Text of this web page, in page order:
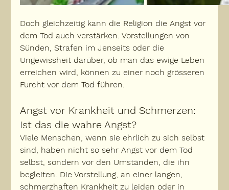
Doch gleichzeitig kann die Religion die Angst vor
dem Tod auch verstärken. Vorstellungen von
Sünden, Strafen im Jenseits oder die
Ungewissheit darüber, ob man das ewige Leben
erreichen wird, können zu einer noch grösseren
Furcht vor dem Tod führen.
Angst vor Krankheit und Schmerzen:
Ist das die wahre Angst?
Viele Menschen, wenn sie ehrlich zu sich selbst
sind, haben nicht so sehr Angst vor dem Tod
selbst, sondern vor den Umständen, die ihn
begleiten. Die Vorstellung, an einer langen,
schmerzhaften Krankheit zu leiden oder in